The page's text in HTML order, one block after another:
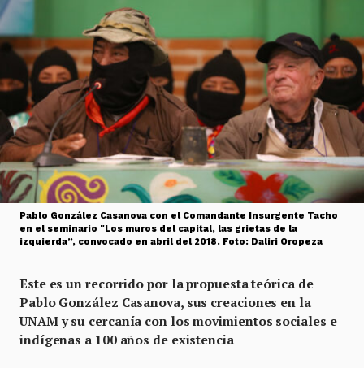
Pablo González Casanova con el Comandante Insurgente Tacho
en el seminario "Los muros del capital, las grietas de la
izquierda”, convocado en abril del 2018. Foto: Daliri Oropeza
Este es un recorrido por la propuesta teórica de
Pablo González Casanova, sus creaciones en la
UNAM y su cercanía con los movimientos sociales e
indígenas a 100 años de existencia